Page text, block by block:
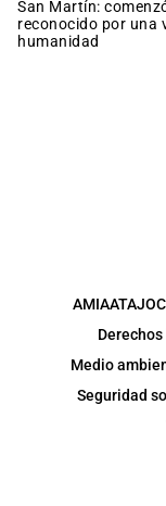
San Martín:
reconocido por una
humanidad
AMIAATAJO
Medio
Seguridad